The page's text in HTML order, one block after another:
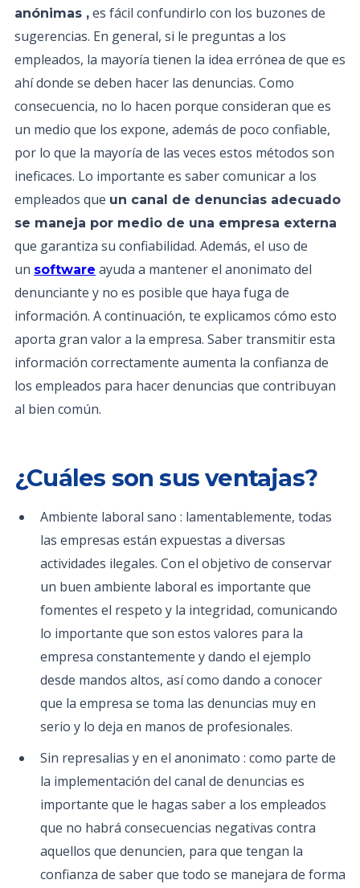
anónimas , es fácil confundirlo con los buzones de
sugerencias. En general, si le preguntas a los
empleados, la mayoría tienen la idea errónea de que es
ahí donde se deben hacer las denuncias. Como
consecuencia, no lo hacen porque consideran que es
un medio que los expone, además de poco confiable,
por lo que la mayoría de las veces estos métodos son
ineficaces. Lo importante es saber comunicar a los
empleados que un canal de denuncias adecuado
se maneja por medio de una empresa externa
que garantiza su confiabilidad. Además, el uso de
un software ayuda a mantener el anonimato del
denunciante y no es posible que haya fuga de
información. A continuación, te explicamos cómo esto
aporta gran valor a la empresa. Saber transmitir esta
información correctamente aumenta la confianza de
los empleados para hacer denuncias que contribuyan
al bien común.
¿Cuáles son sus ventajas?
Ambiente laboral sano : lamentablemente, todas
las empresas están expuestas a diversas
actividades ilegales. Con el objetivo de conservar
un buen ambiente laboral es importante que
fomentes el respeto y la integridad, comunicando
lo importante que son estos valores para la
empresa constantemente y dando el ejemplo
desde mandos altos, así como dando a conocer
que la empresa se toma las denuncias muy en
serio y lo deja en manos de profesionales.
Sin represalias y en el anonimato : como parte de
la implementación del canal de denuncias es
importante que le hagas saber a los empleados
que no habrá consecuencias negativas contra
aquellos que denuncien, para que tengan la
confianza de saber que todo se manejara de forma